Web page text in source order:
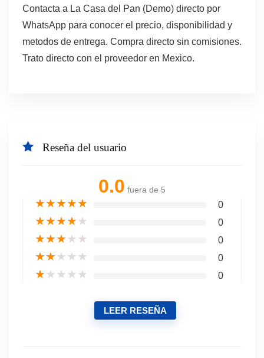
Contacta a La Casa del Pan (Demo) directo por
WhatsApp para conocer el precio, disponibilidad y
metodos de entrega. Compra directo sin comisiones.
Trato directo con el proveedor en Mexico.
Reseña del usuario
0.0 fuera de 5
★★★★★ 0
★★★★★ 0
★★★★★ 0
★★★★★ 0
★★★★★ 0
LEER RESEÑA